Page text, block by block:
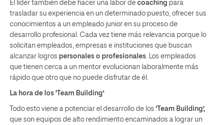
El líder también debe hacer una labor de coaching para
trasladar su experiencia en un determinado puesto, ofrecer sus
conocimientos a un empleado junior en su proceso de
desarrollo profesional. Cada vez tiene más relevancia porque lo
solicitan empleados, empresas e instituciones que buscan
alcanzar logros personales o profesionales. Los empleados
que tienen cerca a un mentor evolucionan laboralmente más
rápido que otro que no puede disfrutar de él.
La hora de los ‘Team Building’
Todo esto viene a potenciar el desarrollo de los ‘Team Building’,
que son equipos de alto rendimiento encaminados a lograr un